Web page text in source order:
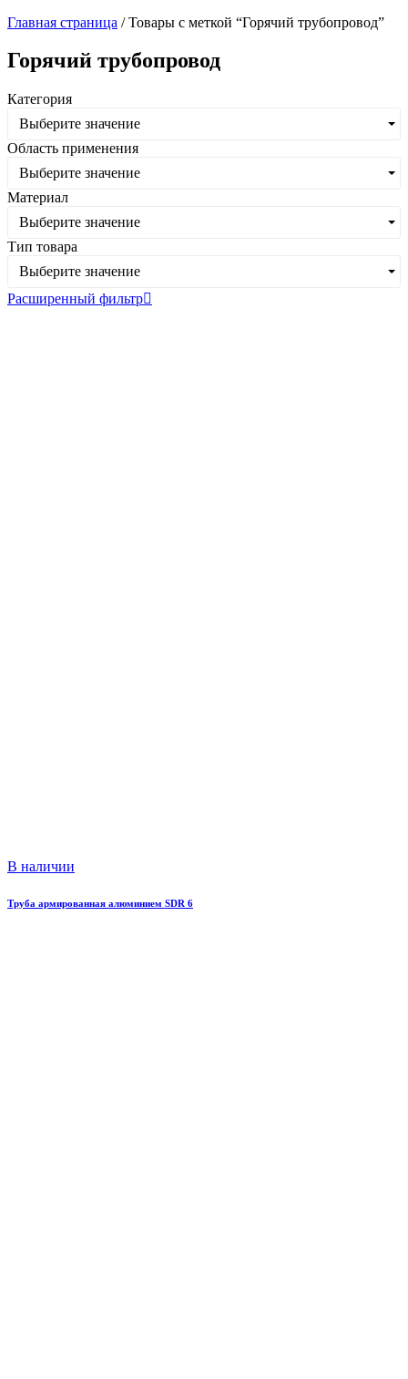
Главная страница /Товары с меткой “Горячий трубопровод”
Горячий трубопровод
Категория
Выберите значение
Область применения
Выберите значение
Материал
Выберите значение
Тип товара
Выберите значение
Расширенный фильтр
В наличии
Труба армированная алюминием SDR 6